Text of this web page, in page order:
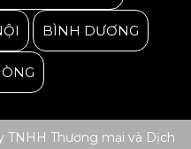
BÌNH DƯƠNG
TNHH Thương mại và Dịch